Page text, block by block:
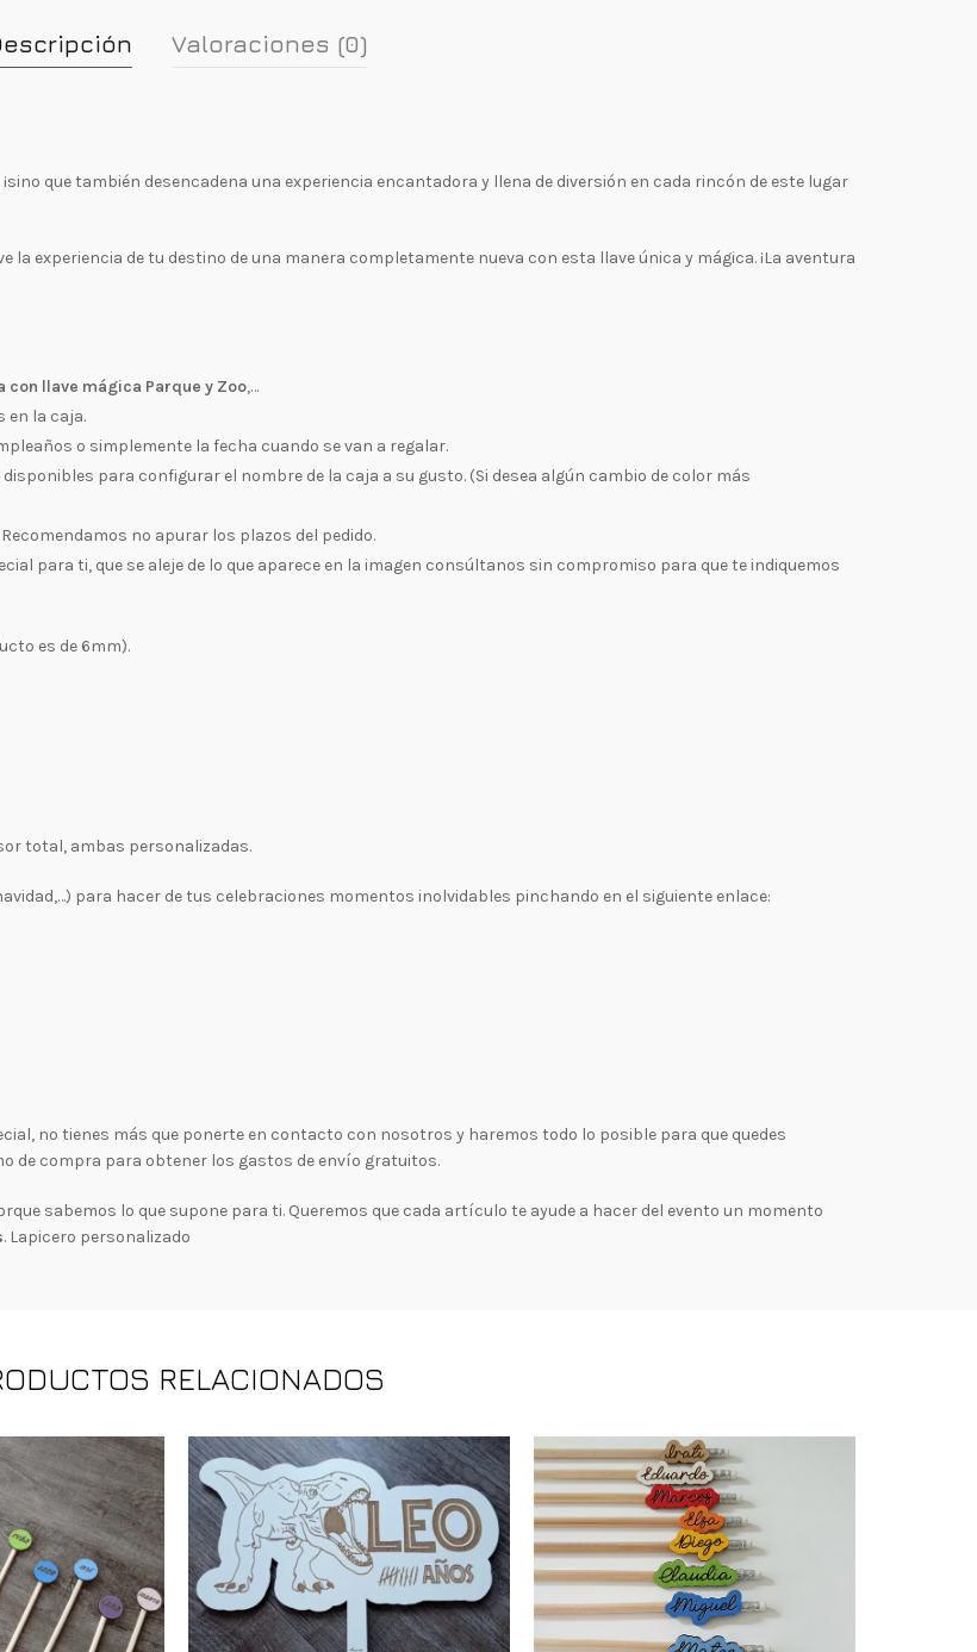
Valoraciones (0)
que también desencadena una experiencia encantadora y llena de diversión en cada rincón de este lugar
experiencia de tu destino de una manera completamente nueva con esta llave única y mágica. ¡La aventura
con llave mágica Parque y Zoo,…
en la caja.
o simplemente la fecha cuando se van a regalar.
para configurar el nombre de la caja a su gusto. (Si desea algún cambio de color más
no apurar los plazos del pedido.
para ti, que se aleje de lo que aparece en la imagen consúltanos sin compromiso para que te indiquemos
es de 6mm).
total, ambas personalizadas.
para hacer de tus celebraciones momentos inolvidables pinchando en el siguiente enlace:
no tienes más que ponerte en contacto con nosotros y haremos todo lo posible para que quedes
de compra para obtener los gastos de envío gratuitos.
sabemos lo que supone para ti. Queremos que cada artículo te ayude a hacer del evento un momento
. Lapicero personalizado
RELACIONADOS